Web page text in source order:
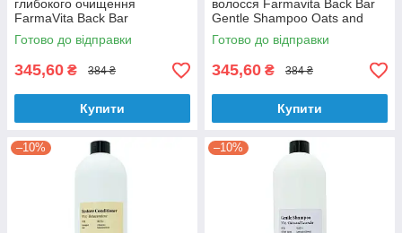
глибокого очищення
FarmaVita Back Bar
Revitalizing Shampoo No04
250 мл
Готово до відправки
345,60 ₴ 384 ₴
Купити
волосся Farmavita Back Bar
Gentle Shampoo Oats and
Lavender No 3 250 мл
Готово до відправки
345,60 ₴ 384 ₴
Купити
–10% –10%